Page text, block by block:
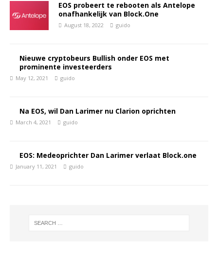
EOS probeert te rebooten als Antelope
onafhankelijk van Block.One
August 18, 2022 guido
Nieuwe cryptobeurs Bullish onder EOS met
prominente investeerders
May 12, 2021 guido
Na EOS, wil Dan Larimer nu Clarion oprichten
March 4, 2021 guido
EOS: Medeoprichter Dan Larimer verlaat Block.one
January 11, 2021 guido